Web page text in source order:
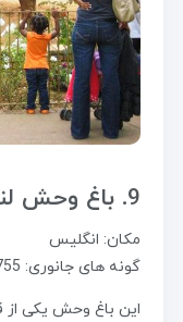
9. باغ وحش لندن
مکان: انگلیس
گونه های جانوری: 755 گونه جانوری
این باغ وحش یکی